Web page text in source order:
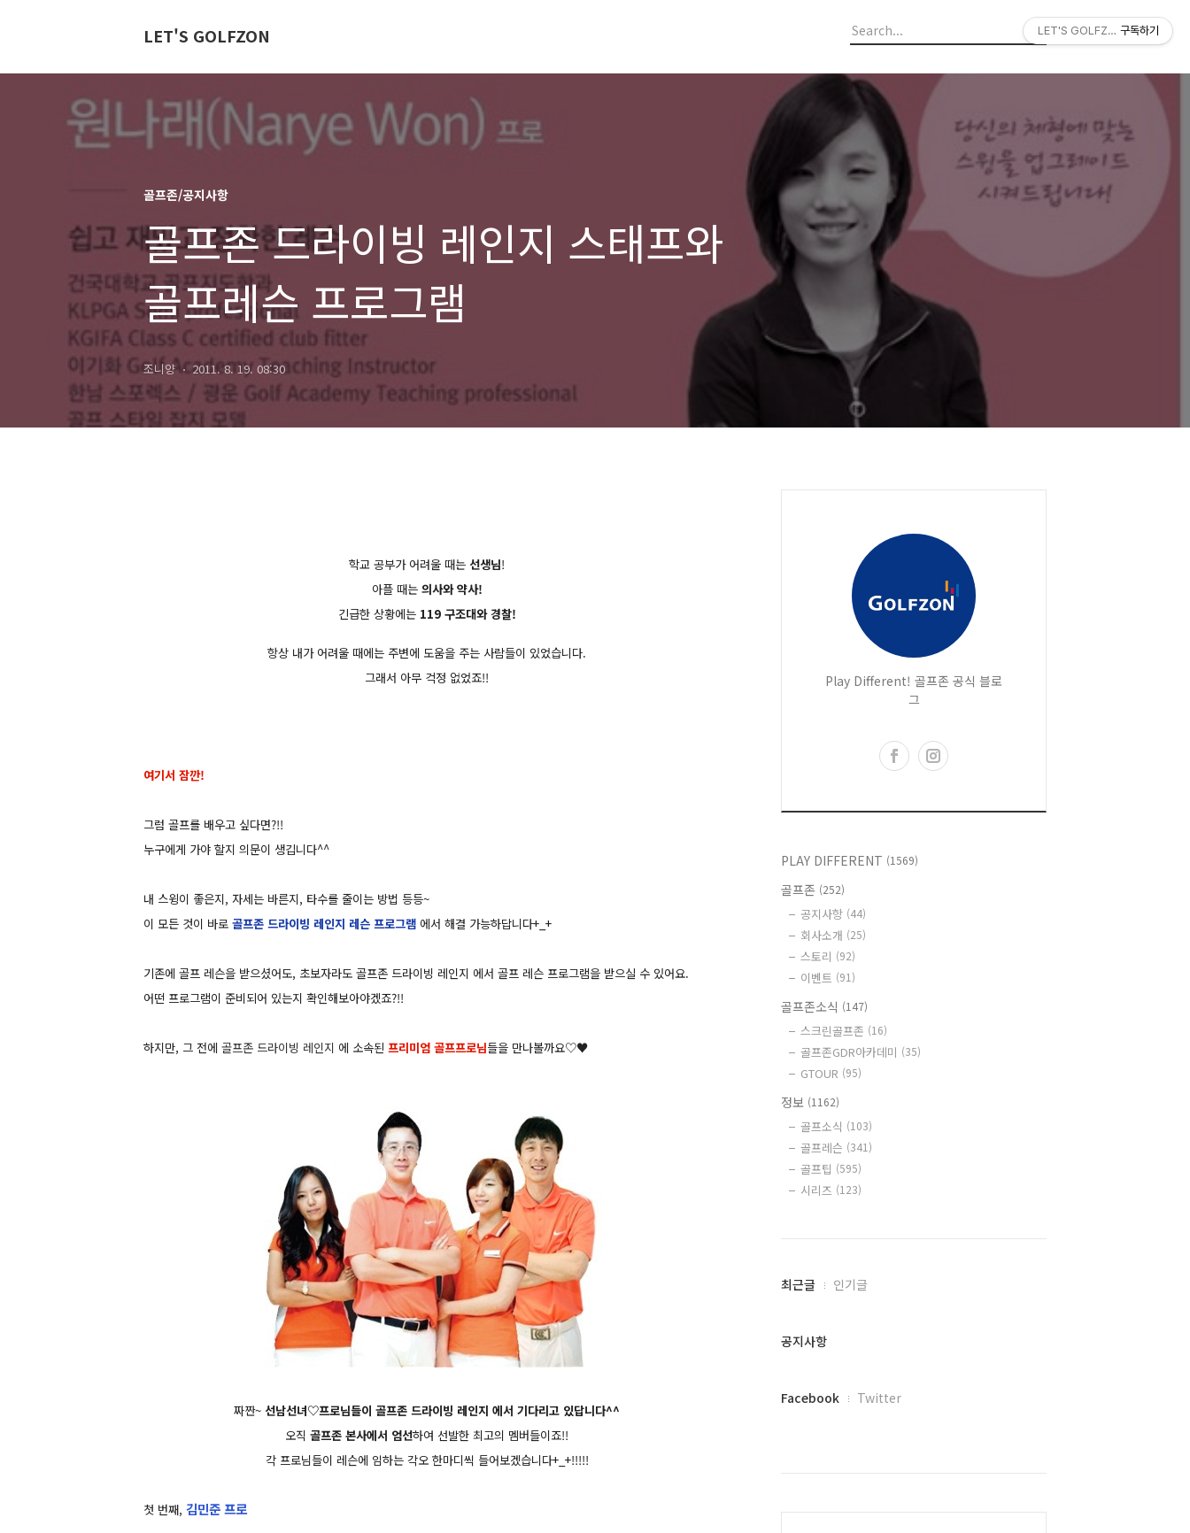
LET'S GOLFZON
골프존/공지사항
골프존 드라이빙 레인지 스태프와
골프레슨 프로그램
조니양 2011. 8. 19. 08:30
학교 공부가 어려울 때는 선생님!
아플 때는 의사와 약사!
긴급한 상황에는119 구조대와 경찰!
항상 내가 어려울 때에는 주변에 도움을 주는 사람들이 있었습니다.
그래서 아무 걱정 없었죠!!
여기서 잠깐!
그럼 골프를 배우고 싶다면?!!
누구에게 가야 할지 의문이 생깁니다^^
내 스윙이 좋은지, 자세는 바른지, 타수를 줄이는 방법 등등~
이 모든 것이 바로 골프존 드라이빙 레인지 레슨 프로그램 에서 해결 가능하답니다+_+
기존에 골프 레슨을 받으셨어도, 초보자라도 골프존 드라이빙 레인지 에서 골프 레슨 프로그램을 받으실 수 있어요.
어떤 프로그램이 준비되어 있는지 확인해보아야겠죠?!!
하지만, 그 전에 골프존 드라이빙 레인지 에 소속된 프리미엄 골프프로님들을 만나볼까요♡♥
짜짠~ 선남선녀♡프로님들이 골프존 드라이빙 레인지 에서 기다리고 있답니다^^
오직 골프존 본사에서 엄선하여 선발한 최고의 멤버들이죠!!
각 프로님들이 레슨에 임하는 각오 한마디씩 들어보겠습니다+_+!!!!!
첫 번째, 김민준 프로
Play Different! 골프존 공식 블로
그
PLAY DIFFERENT (1569)
골프존 (252)
공지사항 (44)
회사소개 (25)
스토리 (92)
이벤트 (91)
골프존소식 (147)
스크린골프존 (16)
골프존GDR아카데미 (35)
GTOUR (95)
정보 (1162)
골프소식 (103)
골프레슨 (341)
골프팁 (595)
시리즈 (123)
최
과
글
최근글 인기글
공지사항
페
Facebook Twitter
LET'S GOLFZON구독하기